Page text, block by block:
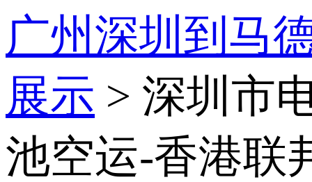
广州深圳到马
展示 > 深圳市
池空运-香港联